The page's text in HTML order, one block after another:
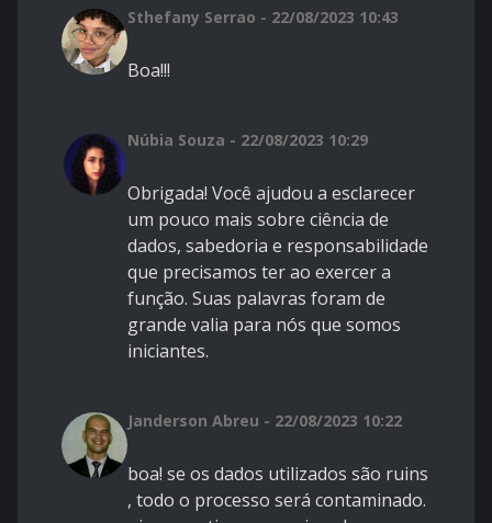
Sthefany Serrao - 22/08/2023 10:43
Boa!!!
Núbia Souza - 22/08/2023 10:29
Obrigada! Você ajudou a esclarecer
um pouco mais sobre ciência de
dados, sabedoria e responsabilidade
que precisamos ter ao exercer a
função. Suas palavras foram de
grande valia para nós que somos
iniciantes.
Janderson Abreu - 22/08/2023 10:22
boa! se os dados utilizados são ruins
, todo o processo será contaminado.